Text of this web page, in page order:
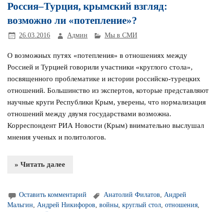
Россия–Турция, крымский взгляд:
возможно ли «потепление»?
26.03.2016 Админ Мы в СМИ
О возможных путях «потепления» в отношениях между
Россией и Турцией говорили участники «круглого стола»,
посвященного проблематике и истории российско-турецких
отношений. Большинство из экспертов, которые представляют
научные круги Республики Крым, уверены, что нормализация
отношений между двумя государствами возможна.
Корреспондент РИА Новости (Крым) внимательно выслушал
мнения ученых и политологов.
» Читать далее
Оставить комментарий Анатолий Филатов,Андрей
Мальгин,Андрей Никифоров,войны,круглый стол,отношения,